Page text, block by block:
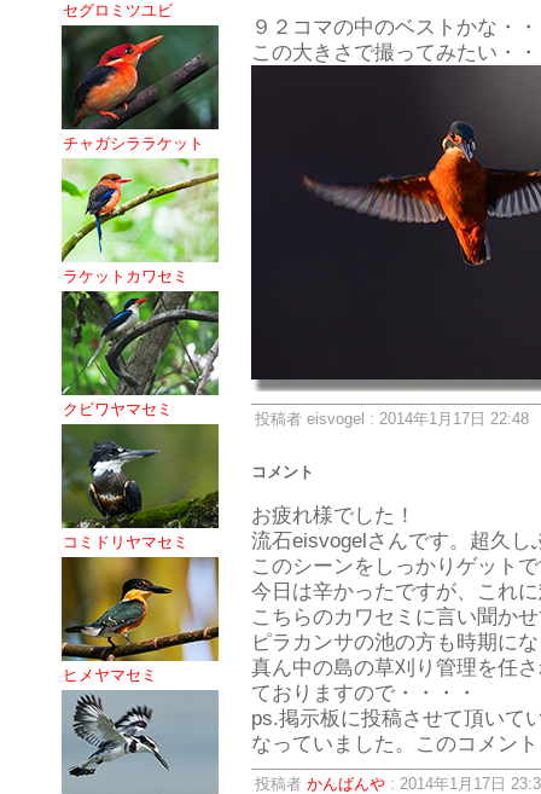
セグロミツユビ
チャガシララケット
ラケットカワセミ
クビワヤマセミ
コミドリヤマセミ
ヒメヤマセミ
９２コマの中のベストかな・
この大きさで撮ってみたい・
投稿者 eisvogel : 2014年1月17日 22:48
コメント
お疲れ様でした！
流石eisvogelさんです。超久
このシーンをしっかりゲット
今日は辛かったですが、これ
こちらのカワセミに言い聞か
ピラカンサの池の方も時期に
真ん中の島の草刈り管理を任
ておりますので・・・・
ps.掲示板に投稿させて頂いて
なっていました。このコメン
投稿者 かんばんや: 2014年1月17日